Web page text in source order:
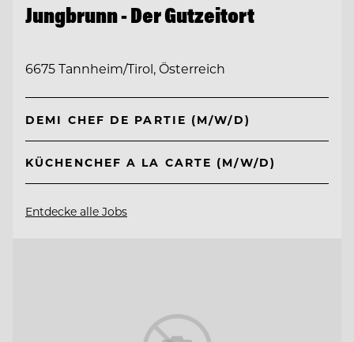
Jungbrunn - Der Gutzeitort
6675 Tannheim/Tirol, Österreich
DEMI CHEF DE PARTIE (M/W/D)
KÜCHENCHEF A LA CARTE (M/W/D)
Entdecke alle Jobs